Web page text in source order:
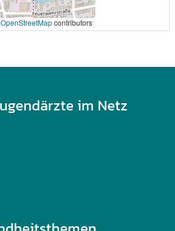
OpenStreetMapcontributors
im Netz